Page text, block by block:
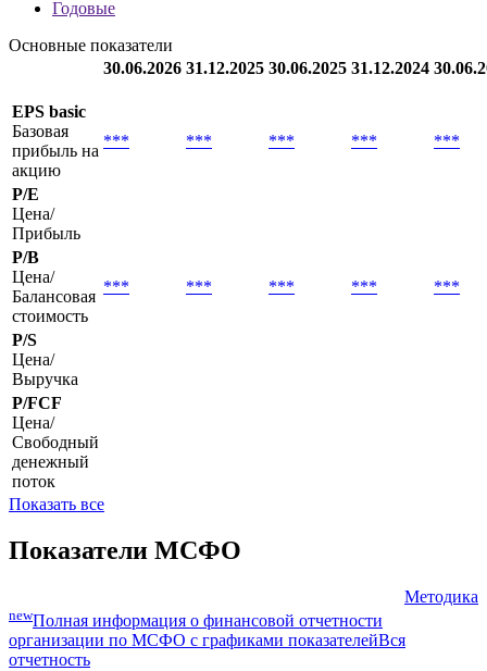
Годовые
Основные показатели
30.06.2026 31.12.2025 30.06.2025 31.12.2024
EPS basic
Базовая
прибыль на
акцию
*** *** *** *** ***
P/E
Цена/
Прибыль
P/B
Цена/
Балансовая
стоимость
*** *** *** *** ***
P/S
Цена/
Выручка
P/FCF
Цена/
Свободный
денежный
поток
Показать все
Показатели МСФО
Методика
newПолная информация о финансовой отчетности
организации по МСФО с графиками показателейВся
отчетность